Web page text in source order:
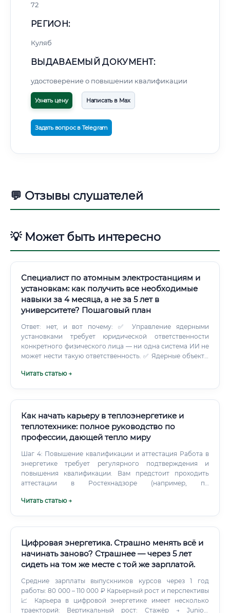
72
РЕГИОН:
Куляб
ВЫДАВАЕМЫЙ ДОКУМЕНТ:
удостоверение о повышении квалификации
Узнать цену Написать в Max
Задать вопрос в Telegram
💬 Отзывы слушателей
💡 Может быть интересно
Специалист по атомным электростанциям и
установкам: как получить все необходимые
навыки за 4 месяца, а не за 5 лет в
университете? Пошаговый план
Ответ: нет, и вот почему: ✅ Управление ядерными
установками требует юридической ответственности
конкретного физического лица — ни одна система ИИ не
может нести такую ответственность. ✅ Ядерные объекты
управления ими автономным системам исключена по
вспомогательный инструмент — для диагностики,
предиктивного обслуживания, моделирования
аварийных ситуаций.
Читать статью →
Как начать карьеру в теплоэнергетике и
теплотехнике: полное руководство по
профессии, дающей тепло миру
Шаг 4: Повышение квалификации и аттестация Работа в
энергетике требует регулярного подтверждения и
повышения квалификации. Вам предстоит проходить
аттестации в Ростехнадзоре (например, по
по электробезопасности.
Читать статью →
Цифровая энергетика. Страшно менять всё и
начинать заново? Страшнее — через 5 лет
сидеть на том же месте с той же зарплатой.
Средние зарплаты выпускников курсов через 1 год
работы: 80 000 – 110 000 ₽ Карьерный рост и перспективы
📈 Карьера в цифровой энергетике имеет несколько
траекторий: Вертикальный рост: Стажёр → Junior-